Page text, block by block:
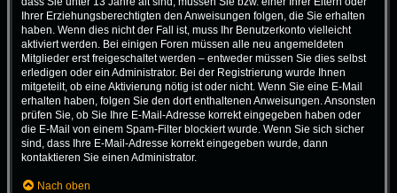
Ihrer Erziehungsberechtigten den Anweisungen folgen, die Sie erhalten
haben. Wenn dies nicht der Fall ist, muss Ihr Benutzerkonto vielleicht
aktiviert werden. Bei einigen Foren müssen alle neu angemeldeten
Mitglieder erst freigeschaltet werden – entweder müssen Sie dies selbst
erledigen oder ein Administrator. Bei der Registrierung wurde Ihnen
mitgeteilt, ob eine Aktivierung nötig ist oder nicht. Wenn Sie eine E-Mail
erhalten haben, folgen Sie den dort enthaltenen Anweisungen. Ansonsten
prüfen Sie, ob Sie Ihre E-Mail-Adresse korrekt eingegeben haben oder
die E-Mail von einem Spam-Filter blockiert wurde. Wenn Sie sich sicher
sind, dass Ihre E-Mail-Adresse korrekt eingegeben wurde, dann
kontaktieren Sie einen Administrator.
Nach oben